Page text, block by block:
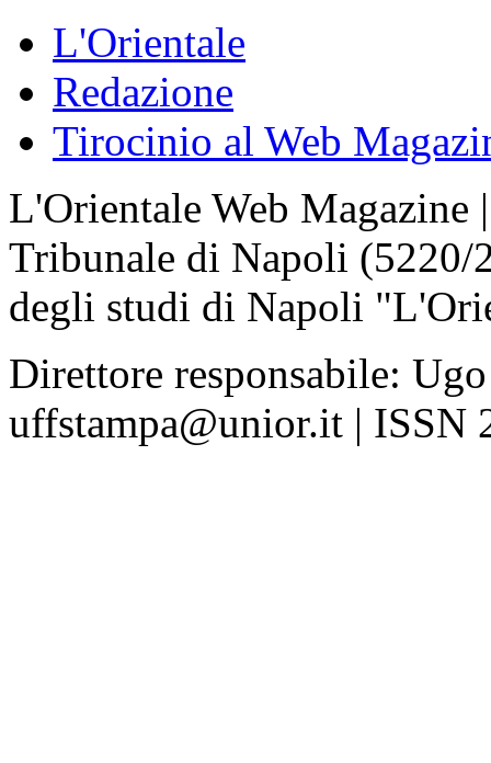
L'Orientale
Redazione
Tirocinio al Web
L'Orientale Web Magazine
Tribunale di Napoli
degli studi di Napoli
Direttore responsabile:
uffstampa@unior.it | ISSN